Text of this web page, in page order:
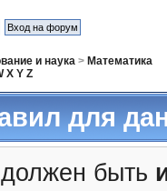
и наука> Математика
X Y Z
для
быть